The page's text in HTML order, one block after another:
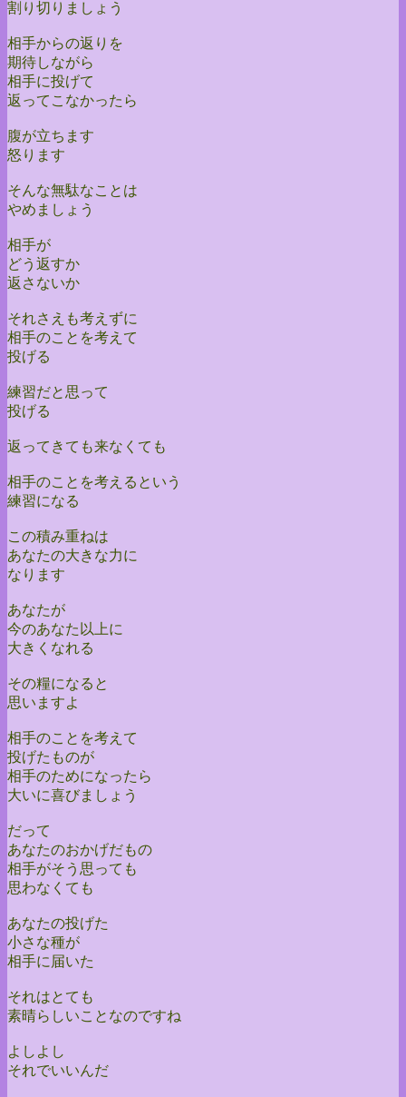
割り切りましょう
相手からの返りを
期待しながら
相手に投げて
返ってこなかったら
腹が立ちます
怒ります
そんな無駄なことは
やめましょう
相手が
どう返すか
返さないか
それさえも考えずに
相手のことを考えて
投げる
練習だと思って
投げる
返ってきても来なくても
相手のことを考えるという
練習になる
この積み重ねは
あなたの大きな力に
なります
あなたが
今のあなた以上に
大きくなれる
その糧になると
思いますよ
相手のことを考えて
投げたものが
相手のためになったら
大いに喜びましょう
だって
あなたのおかげだもの
相手がそう思っても
思わなくても
あなたの投げた
小さな種が
相手に届いた
それはとても
素晴らしいことなのですね
よしよし
それでいいんだ